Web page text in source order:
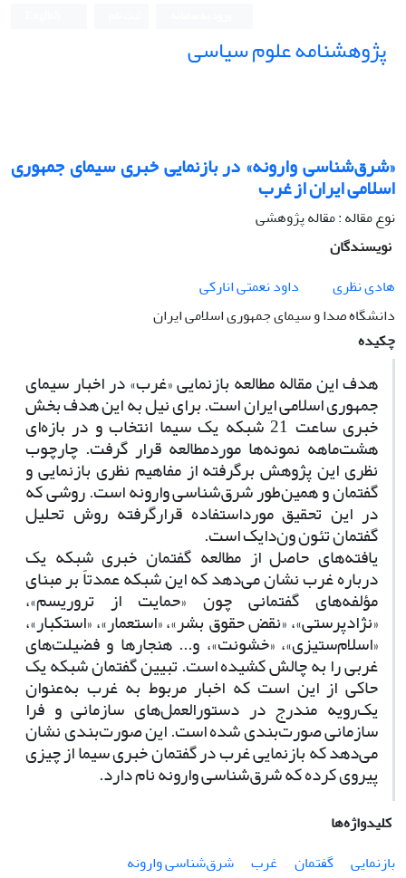
پژوهشنامه علوم سیاسی
«شرق‌شناسی وارونه» در بازنمایی خبری سیمای جمهوری
اسلامی ایران از غرب
نوع مقاله : مقاله پژوهشی
نویسندگان
هادی نظری
داود نعمتی انارکی
دانشگاه صدا و سیمای جمهوری اسلامی ایران
چکیده
هدف این مقاله مطالعه بازنمایی «غرب» در اخبار سیمای
جمهوری اسلامی ایران است. برای نیل به این هدف بخش
خبری ساعت 21 شبکه یک سیما انتخاب و در بازه‌ای
هشت‌ماهه نمونه‌ها موردمطالعه قرار گرفت. چارچوب
نظری این پژوهش برگرفته از مفاهیم نظری بازنمایی و
گفتمان و همین‌طور شرق‌شناسی وارونه است. روشی که
در این تحقیق مورداستفاده قرارگرفته روش تحلیل
گفتمان تئون ون‌دایک است.
یافته‌های حاصل از مطالعه گفتمان خبری شبکه یک
درباره غرب نشان می‌دهد که این شبکه عمدتاً بر مبنای
مؤلفه‌های گفتمانی چون «حمایت از تروریسم»،
«نژادپرستی»، «نقض حقوق بشر»، «استعمار»، «استکبار»،
«اسلام‌ستیزی»، «خشونت»، و... هنجارها و فضیلت‌های
غربی را به چالش کشیده است. تبیین گفتمان شبکه یک
حاکی از این است که اخبار مربوط به غرب به‌عنوان
یک‌رویه مندرج در دستورالعمل‌های سازمانی و فرا
سازمانی صورت‌بندی شده است. این صورت‌بندی نشان
می‌دهد که بازنمایی غرب در گفتمان خبری سیما از چیزی
پیروی کرده که شرق‌شناسی وارونه نام دارد.
کلیدواژه‌ها
بازنمایی
گفتمان غرب
شرق‌شناسی وارونه